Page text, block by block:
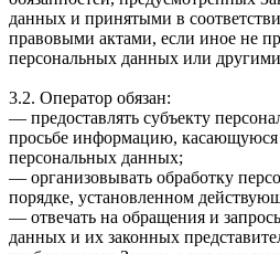
данных и принятыми в
правовыми актами, если иное не
персональных данных или
3.2. Оператор обязан:
— предоставлять субъекту
просьбе информацию, касающуюся
персональных данных;
— организовывать обработку
порядке, установленном
— отвечать на обращения и
данных и их законных